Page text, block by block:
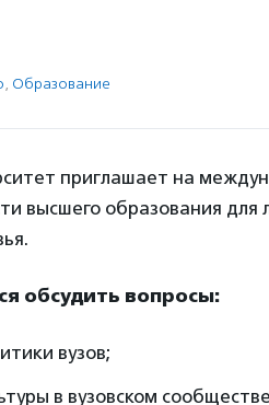
, Образование
приглашает на
высшего образования для
обсудить вопросы:
вузов;
в вузовском